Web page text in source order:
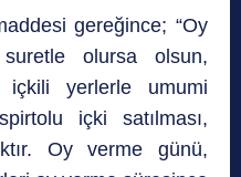
gereğince; “Oy
olursa olsun,
içkili yerlerle umumi
içki satılması,
Oy verme günü,